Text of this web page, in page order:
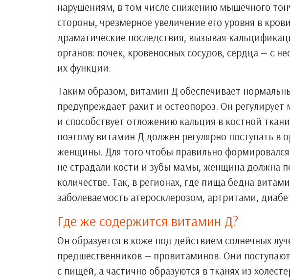
нарушениям, в том числе снижению мышечного
стороны, чрезмерное увеличение его уровня в
драматические последствия, вызывая
органов: почек, кровеносных сосудов, сердца — с
их функции.
Таким образом, витамин Д обеспечивает
предупреждает рахит и остеопороз. Он
и способствует отложению кальция в костной
поэтому витамин Д должен регулярно поступать в
женщины. Для того чтобы правильно
не страдали кости и зубы мамы, женщина должна
количестве. Так, в регионах, где пища бедна
заболеваемость атеросклерозом, артритами,
Где же содержится витамин Д?
Он образуется в коже под действием солнечных
предшественников — провитаминов. Они
с пищей, а частично образуются в тканях из